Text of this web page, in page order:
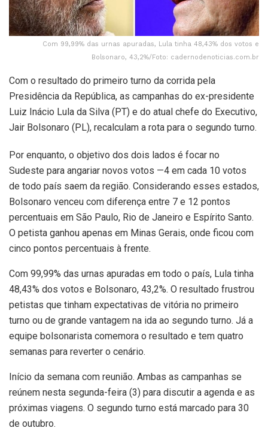
Com 99,99% das urnas apuradas, Lula tinha 48,43% dos votos e
Bolsonaro, 43,2%/Foto: cadernodenoticias.com.br
Com o resultado do primeiro turno da corrida pela
Presidência da República, as campanhas do ex-presidente
Luiz Inácio Lula da Silva (PT) e do atual chefe do Executivo,
Jair Bolsonaro (PL), recalculam a rota para o segundo turno.
Por enquanto, o objetivo dos dois lados é focar no
Sudeste para angariar novos votos —4 em cada 10 votos
de todo país saem da região. Considerando esses estados,
Bolsonaro venceu com diferença entre 7 e 12 pontos
percentuais em São Paulo, Rio de Janeiro e Espírito Santo.
O petista ganhou apenas em Minas Gerais, onde ficou com
cinco pontos percentuais à frente.
Com 99,99% das urnas apuradas em todo o país, Lula tinha
48,43% dos votos e Bolsonaro, 43,2%. O resultado frustrou
petistas que tinham expectativas de vitória no primeiro
turno ou de grande vantagem na ida ao segundo turno. Já a
equipe bolsonarista comemora o resultado e tem quatro
semanas para reverter o cenário.
Início da semana com reunião. Ambas as campanhas se
reúnem nesta segunda-feira (3) para discutir a agenda e as
próximas viagens. O segundo turno está marcado para 30
de outubro.